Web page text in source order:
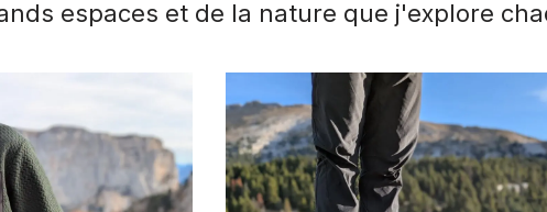
espaces et de la nature que j'explore